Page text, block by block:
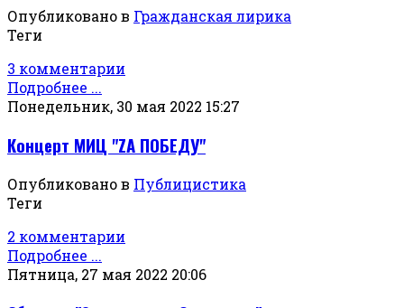
Опубликовано в Гражданская лирика
Теги
3 комментарии
Подробнее ...
Понедельник, 30 мая 2022 15:27
Концерт МИЦ "ZА ПОБЕДУ"
Опубликовано в Публицистика
Теги
2 комментарии
Подробнее ...
Пятница, 27 мая 2022 20:06